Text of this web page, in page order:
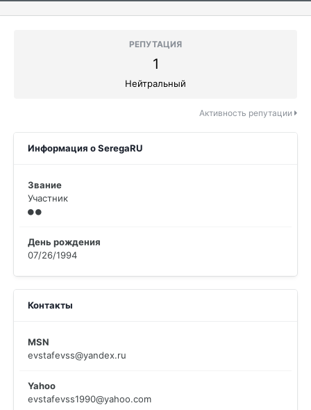
РЕПУТАЦИЯ
1
Нейтральный
Активность репутации
Информация о SeregaRU
Звание
Участник
День рождения
07/26/1994
Контакты
MSN
evstafevss@yandex.ru
Yahoo
evstafevss1990@yahoo.com